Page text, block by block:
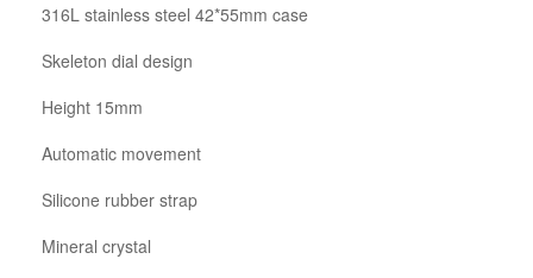
316L stainless steel 42*55mm case
Skeleton dial design
Height 15mm
Automatic movement
Silicone rubber strap
Mineral crystal